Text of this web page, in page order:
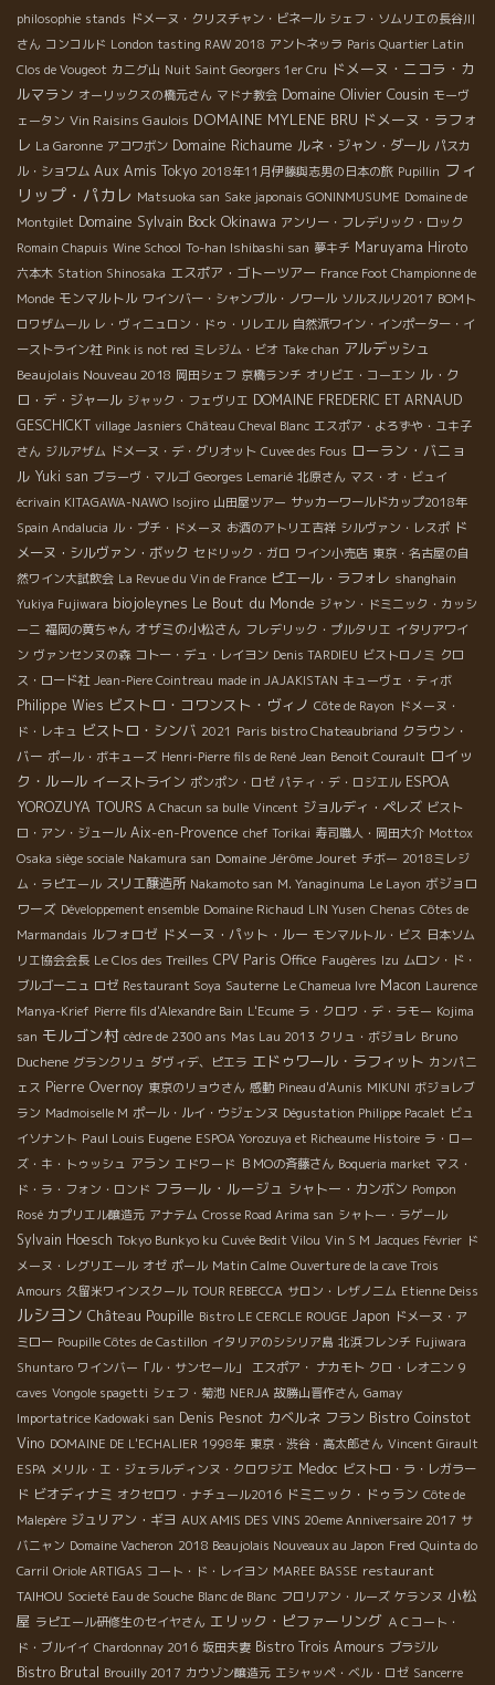
philosophie stands ドメーヌ・クリスチャン・ビネール シェフ・ソムリエの長谷川
さん コンコルド London tasting RAW 2018 アントネッラ Paris Quartier Latin
Clos de Vougeot カニグ山 Nuit Saint Georgers 1er Cru ドメーヌ・ニコラ・カ
ルマラン オーリックスの橋元さん マドナ教会 Domaine Olivier Cousin モーヴ
ェータン Vin Raisins Gaulois DOMAINE MYLENE BRU ドメーヌ・ラフォ
レ La Garonne アコワボン Domaine Richaume ルネ・ジャン・ダール パスカ
ル・ショワム Aux Amis Tokyo 2018年11月伊藤與志男の日本の旅 Pupillin フィ
リップ・パカレ Matsuoka san Sake japonais GONINMUSUME Domaine de
Montgilet Domaine Sylvain Bock Okinawa アンリー・フレデリック・ロック
Romain Chapuis Wine School To-han Ishibashi san 夢キチ Maruyama Hiroto
六本木 Station Shinosaka エスポア・ゴトーツアー France Foot Championne de
Monde モンマルトル ワインバー・シャンブル・ノワール ソルスルリ2017 BOMト
ロワザムール レ・ヴィニュロン・ドゥ・リレエル 自然派ワイン・インポーター・イ
ーストライン社 Pink is not red ミレジム・ビオ Take chan アルデッシュ
Beaujolais Nouveau 2018 岡田シェフ 京橋ランチ オリビエ・コーエン ル・ク
ロ・デ・ジャール ジャック・フェヴリエ DOMAINE FREDERIC ET ARNAUD
GESCHICKT village Jasniers Château Cheval Blanc エスポア・よろずや・ユキ子
さん ジルアザム ドメーヌ・デ・グリオット Cuvee des Fous ローラン・バニョ
ル Yuki san ブラーヴ・マルゴ Georges Lemarié 北原さん マス・オ・ビュイ
écrivain KITAGAWA-NAWO Isojiro 山田屋ツアー サッカーワールドカップ2018年
Spain Andalucia ル・プチ・ドメーヌ お酒のアトリエ吉祥 シルヴァン・レスポ ド
メーヌ・シルヴァン・ボック セドリック・ガロ ワイン小売店 東京・名古屋の自
然ワイン大試飲会 La Revue du Vin de France ピエール・ラフォレ shanghain
Yukiya Fujiwara biojoleynes Le Bout du Monde ジャン・ドミニック・カッシ
ーニ 福岡の黄ちゃん オザミの小松さん フレデリック・プルタリエ イタリアワイ
ン ヴァンセンヌの森 コトー・デュ・レイヨン Denis TARDIEU ビストロノミ クロ
ス・ロード社 Jean-Piere Cointreau made in JAJAKISTAN キューヴェ・ティボ
Philippe Wies ビストロ・コワンスト・ヴィノ Côte de Rayon ドメーヌ・
ド・レキュ ビストロ・シンバ 2021 Paris bistro Chateaubriand クラウン・
バー ポール・ボキューズ Henri-Pierre fils de René Jean Benoit Courault ロイッ
ク・ルール イーストライン ポンポン・ロゼ パティ・デ・ロジエル ESPOA
YOROZUYA TOURS A Chacun sa bulle Vincent ジョルディ・ペレズ ビスト
ロ・アン・ジュール Aix-en-Provence chef Torikai 寿司職人・岡田大介 Mottox
Osaka siège sociale Nakamura san Domaine Jérôme Jouret チボー 2018ミレジ
ム・ラピエール スリエ醸造所 Nakamoto san M. Yanaginuma Le Layon ボジョロ
ワーズ Développement ensemble Domaine Richaud LIN Yusen Chenas Côtes de
Marmandais ルフォロゼ ドメーヌ・パット・ルー モンマルトル・ビス 日本ソム
リエ協会会長 Le Clos des Treilles CPV Paris Office Faugères Izu ムロン・ド・
ブルゴーニュ ロゼ Restaurant Soya Sauterne Le Chameua Ivre Macon Laurence
Manya-Krief Pierre fils d'Alexandre Bain L'Ecume ラ・クロワ・デ・ラモー Kojima
san モルゴン村 cèdre de 2300 ans Mas Lau 2013 クリュ・ボジョレ Bruno
Duchene グランクリュ ダヴィデ、ピエラ エドゥワール・ラフィット カンパニ
ェス Pierre Overnoy 東京のリョウさん 感動 Pineau d'Aunis MIKUNI ボジョレブ
ラン Madmoiselle M ポール・ルイ・ウジェンヌ Dégustation Philippe Pacalet ビュ
イソナント Paul Louis Eugene ESPOA Yorozuya et Richeaume Histoire ラ・ロー
ズ・キ・トゥッシュ アラン エドワード ＢＭОの斉藤さん Boqueria market マス・
ド・ラ・フォン・ロンド フラール・ルージュ シャトー・カンボン Pompon
Rosé カプリエル醸造元 アナテム Crosse Road Arima san シャトー・ラゲール
Sylvain Hoesch Tokyo Bunkyo ku Cuvée Bedit Vilou Vin S M Jacques Février ド
メーヌ・レグリエール オゼ ポール Matin Calme Ouverture de la cave Trois
Amours 久留米ワインスクール TOUR REBECCA サロン・レザノニム Etienne Deiss
ルシヨン Château Poupille Bistro LE CERCLE ROUGE Japon ドメーヌ・ア
ミロー Poupille Côtes de Castillon イタリアのシシリア島 北浜フレンチ Fujiwara
Shuntaro ワインバー「ル・サンセール」 エスポア・ ナカモト クロ・レオニン 9
caves Vongole spagetti シェフ・菊池 NERJA 故勝山晋作さん Gamay
Importatrice Kadowaki san Denis Pesnot カベルネ フラン Bistro Coinstot
Vino DOMAINE DE L'ECHALIER 1998年 東京・渋谷・高太郎さん Vincent Girault
ESPA メリル・エ・ジェラルディンヌ・クロワジエ Medoc ビストロ・ラ・レガラー
ド ビオディナミ オクセロワ・ナチュール2016 ドミニック・ドゥラン Côte de
Malepère ジュリアン・ギヨ AUX AMIS DES VINS 20eme Anniversaire 2017 サ
バニャン Domaine Vacheron 2018 Beaujolais Nouveaux au Japon Fred Quinta do
Carril Oriole ARTIGAS コート・ド・レイヨン MAREE BASSE restaurant
TAIHOU Societé Eau de Souche Blanc de Blanc フロリアン・ルーズ ケランヌ 小松
屋 ラピエール研修生のセイヤさん エリック・ピファーリング ＡＣコート・
ド・ブルイイ Chardonnay 2016 坂田夫妻 Bistro Trois Amours ブラジル
Bistro Brutal Brouilly 2017 カウゾン醸造元 エシャッペ・ベル・ロゼ Sancerre